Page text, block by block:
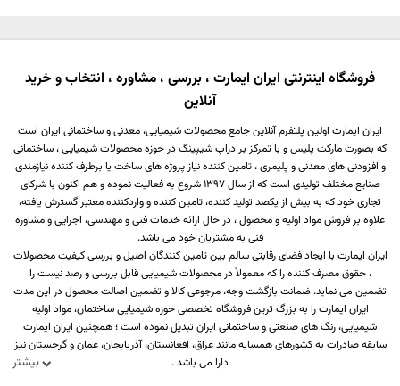
فروشگاه اینترنتی ایران ایمارت ، بررسی ، مشاوره ، انتخاب و خرید
آنلاین
بیشتر
ایران ایمارت اولین پلتفرم آنلاین جامع محصولات شیمیایی، معدنی و ساختمانی ایران است
که بصورت مارکت پلیس و با تمرکز بر دراپ شیپینگ در حوزه محصولات شیمیایی ، ساختمانی
و افزودنی های معدنی و پلیمری ، تامین کننده نیاز پروژه های ساخت یا برطرف کننده نیازمندی
صنایع مختلف تولیدی است که از سال 1397 شروع به فعالیت نموده و هم اکنون با شرکای
تجاری خود که به بیش از یکصد تولید کننده، تامین کننده و واردکننده معتبر گسترش یافته،
علاوه بر فروش مواد اولیه و محصول ، در حال ارائه خدمات فنی و مهندسی، اجرایی و مشاوره
فنی به مشتریان خود می باشد.
ایران ایمارت با ایجاد فضای رقابتی سالم بین تامین کنندگان اصیل و بررسی کیفیت محصولات
، حقوق مصرف کننده را که معمولاً در محصولات شیمیایی قابل بررسی و رصد نیست را
تضمین می نماید. ضمانت بازگشت وجه، مرجوعی کالا و تضمین اصالت محصول در این مدت
ایران ایمارت را به بزرگ ترین فروشگاه تخصصی حوزه شیمیایی ساختمان، مواد اولیه
شیمیایی، رنگ های صنعتی و ساختمانی ایران تبدیل نموده است ؛ همچنین ایران ایمارت
سابقه صادرات به کشورهای همسایه مانند عراق، افغانستان، آذربایجان، عمان و گرجستان نیز
دارا می باشد .